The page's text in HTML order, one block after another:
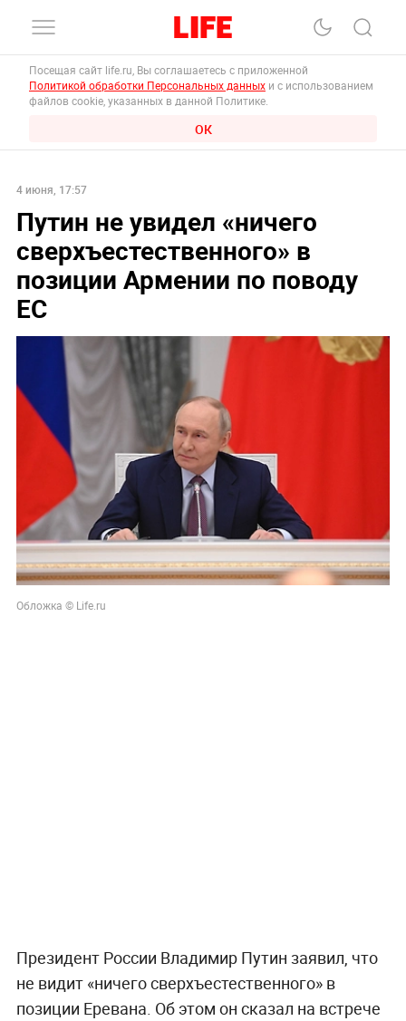
Посещая сайт life.ru, Вы соглашаетесь с приложенной
Политикой обработки Персональных данных и с использованием
файлов cookie, указанных в данной Политике.
ОК
4 июня, 17:57
Путин не увидел «ничего
сверхъестественного» в
позиции Армении по поводу
ЕС
Обложка © Life.ru
Президент России Владимир Путин заявил, что
не видит «ничего сверхъестественного» в
позиции Еревана. Об этом он сказал на встрече